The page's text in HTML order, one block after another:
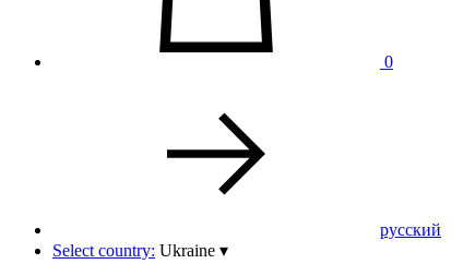
0
pусский
Select country: Ukraine ▾